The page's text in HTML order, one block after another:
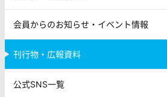
会員からのお知らせ・イベント情報
刊行物・広報資料
公式SNS一覧